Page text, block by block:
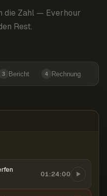
die Zahl — Everhour
Rest.
3 Bericht 4 Rechnung
01:24:00